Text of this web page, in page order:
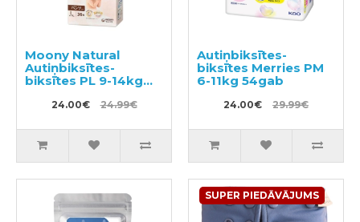
Moony Natural
Autiņbiksītes-
biksītes PL 9-14kg
24.00€ 24.99€
Autiņbiksītes-
biksītes Merries PM
6-11kg 54gab
24.00€ 29.99€
SUPER PIEDĀVĀJUMS